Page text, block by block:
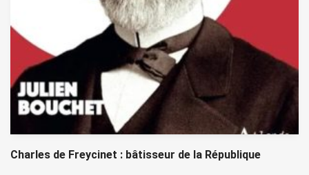
Charles de Freycinet : bâtisseur de la République